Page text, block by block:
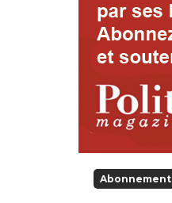
Abonnement